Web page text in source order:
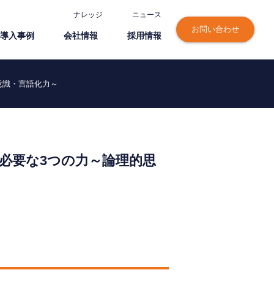
ナレッジ ニュース
導⼊事例 会社情報 採⽤情報
お問い合わせ
・言語化力～
要な3つの力～論理的思